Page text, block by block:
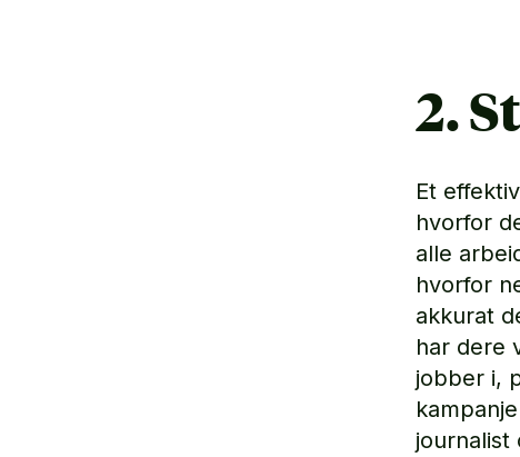
2.
Et
hvorfor
alle
hvorfor
akkurat
har dere
jobber i,
journalist